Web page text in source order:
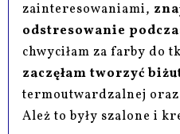
zainteresowaniami,
odstresowanie
chwyciłam za farby do
zaczęłam tworzyć
termoutwardzalnej
Ależ to były szalone i